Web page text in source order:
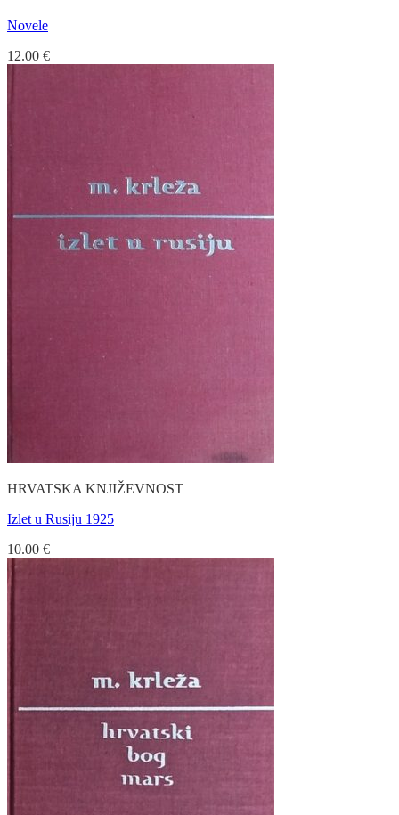
Novele
12.00 €
HRVATSKA KNJIŽEVNOST
Izlet u Rusiju 1925
10.00 €